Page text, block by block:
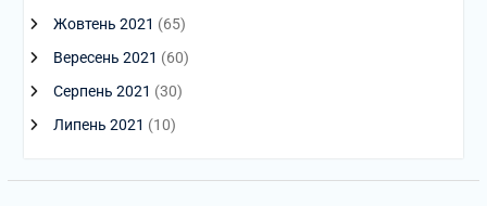
Жовтень 2021 (65)
Вересень 2021 (60)
Серпень 2021 (30)
Липень 2021 (10)